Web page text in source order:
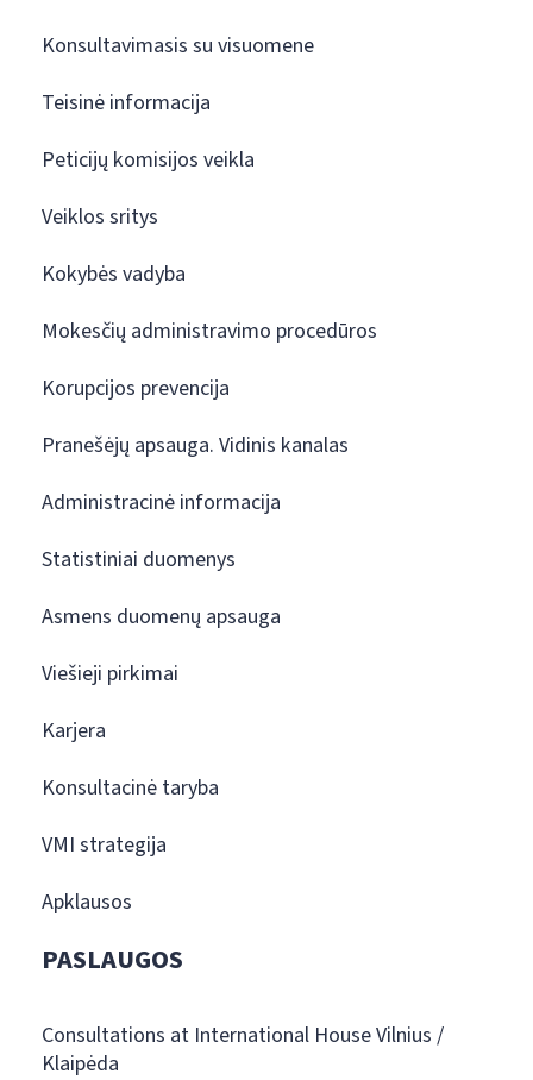
Konsultavimasis su visuomene
Teisinė informacija
Peticijų komisijos veikla
Veiklos sritys
Kokybės vadyba
Mokesčių administravimo procedūros
Korupcijos prevencija
Pranešėjų apsauga. Vidinis kanalas
Administracinė informacija
Statistiniai duomenys
Asmens duomenų apsauga
Viešieji pirkimai
Karjera
Konsultacinė taryba
VMI strategija
Apklausos
PASLAUGOS
Consultations at International House Vilnius /
Klaipėda